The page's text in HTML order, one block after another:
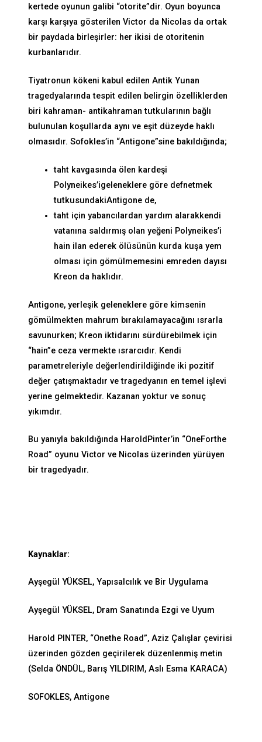
kertede oyunun galibi “otorite”dir. Oyun boyunca
karşı karşıya gösterilen Victor da Nicolas da ortak
bir paydada birleşirler: her ikisi de otoritenin
kurbanlarıdır.
Tiyatronun kökeni kabul edilen Antik Yunan
tragedyalarında tespit edilen belirgin özelliklerden
biri kahraman- antikahraman tutkularının bağlı
bulunulan koşullarda aynı ve eşit düzeyde haklı
olmasıdır. Sofokles’in “Antigone”sine bakıldığında;
taht kavgasında ölen kardeşi
Polyneikes’igeleneklere göre defnetmek
tutkusundakiAntigone de,
taht için yabancılardan yardım alarakkendi
vatanına saldırmış olan yeğeni Polyneikes’i
hain ilan ederek ölüsünün kurda kuşa yem
olması için gömülmemesini emreden dayısı
Kreon da haklıdır.
Antigone, yerleşik geleneklere göre kimsenin
gömülmekten mahrum bırakılamayacağını ısrarla
savunurken; Kreon iktidarını sürdürebilmek için
“hain”e ceza vermekte ısrarcıdır. Kendi
parametreleriyle değerlendirildiğinde iki pozitif
değer çatışmaktadır ve tragedyanın en temel işlevi
yerine gelmektedir. Kazanan yoktur ve sonuç
yıkımdır.
Bu yanıyla bakıldığında HaroldPinter’in “OneForthe
Road” oyunu Victor ve Nicolas üzerinden yürüyen
bir tragedyadır.
Kaynaklar:
Ayşegül YÜKSEL, Yapısalcılık ve Bir Uygulama
Ayşegül YÜKSEL, Dram Sanatında Ezgi ve Uyum
Harold PINTER, “Onethe Road”, Aziz Çalışlar çevirisi
üzerinden gözden geçirilerek düzenlenmiş metin
(Selda ÖNDÜL, Barış YILDIRIM, Aslı Esma KARACA)
SOFOKLES, Antigone